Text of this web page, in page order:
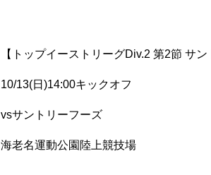
【トップイーストリーグDiv.2 第2節 サン
10/13(日)14:00キックオフ
vsサントリーフーズ
海老名運動公園陸上競技場